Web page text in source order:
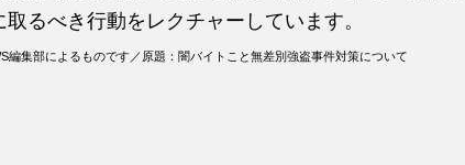
るべき行動をレクチャーしています。
集部によるものです／原題：闇バイトこと無差別強盗事件対策について